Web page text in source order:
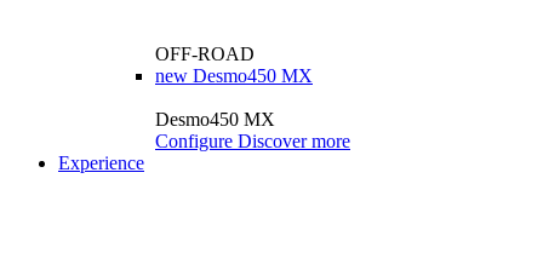
OFF-ROAD
new Desmo450 MX
Desmo450 MX
Configure Discover more
Experience